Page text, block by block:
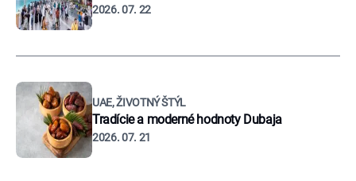
2026. 07. 22
UAE, ŽIVOTNÝ ŠTÝL
Tradície a moderné hodnoty Dubaja
2026. 07. 21